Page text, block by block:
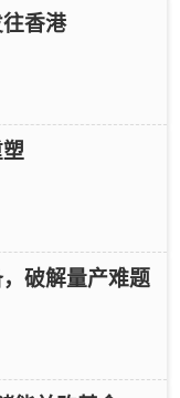
香港
破解量产难题